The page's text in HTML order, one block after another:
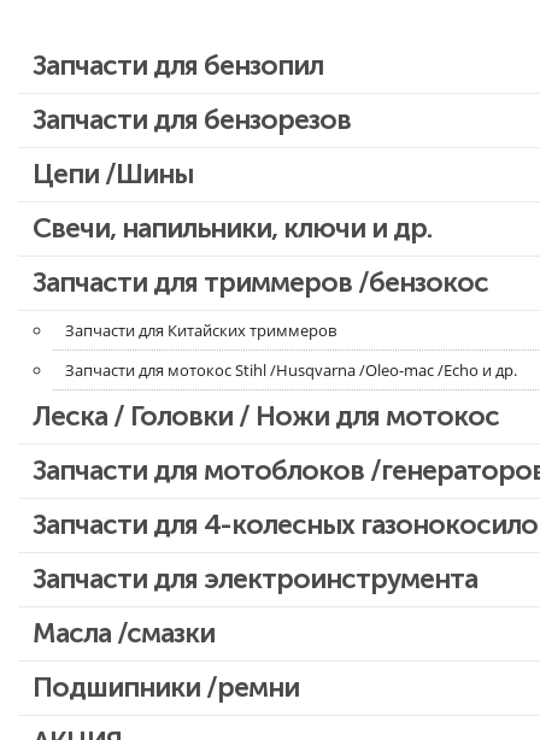
Запчасти для бензопил
Запчасти для бензопил Stihl
Запчасти для бензопил Oleo-mac, Echo и др.
Запчасти для бензорезов
Цепи /Шины
Свечи, напильники, ключи и др.
Запчасти для триммеров /бензокос
Запчасти для Китайских триммеров
Запчасти для мотокос Stihl /Husqvarna /Oleo-mac /Echo и др.
Леска / Головки / Ножи для мотокос
Запчасти для мотоблоков /
Запчасти для 4-колесных
Запчасти для электроинструмента
Двигатели, редукторы для шуруповертов
Выключатели, переключатели
Масла /смазки
Подшипники /ремни